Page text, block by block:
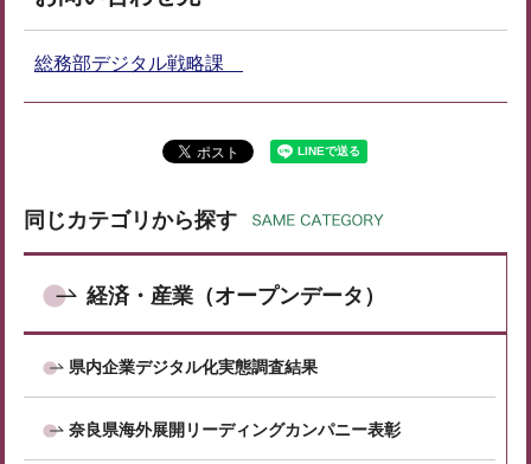
総務部デジタル戦略課
同じカテゴリから探す
経済・産業（オープンデータ）
県内企業デジタル化実態調査結果
奈良県海外展開リーディングカンパニー表彰